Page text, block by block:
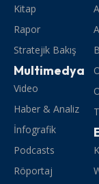
Kitap
Rapor
Stratejik Bakış
Multimedya
Video
Haber & Analiz
İnfografik
Podcasts
Röportaj